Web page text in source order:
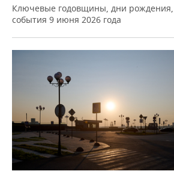
Ключевые годовщины, дни
события 9 июня 2026 года